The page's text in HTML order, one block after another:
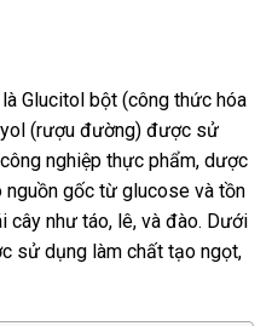
Glucitol bột (công thức hóa
(rượu đường) được sử
nghiệp thực phẩm, dược
gốc từ glucose và tồn
cây như táo, lê, và đào. Dưới
sử dụng làm chất tạo ngọt,